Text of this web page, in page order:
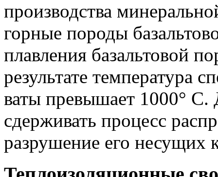
производства
горные породы
плавления базальтовой
результате температура
ваты превышает 1000° C.
сдерживать процесс
разрушение его несущих